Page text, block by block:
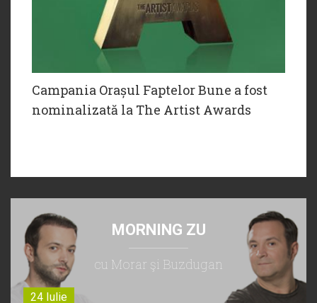
Campania Orașul Faptelor Bune a fost
nominalizată la The Artist Awards
MORNING ZU
cu Morar şi Buzdugan
24 Iulie